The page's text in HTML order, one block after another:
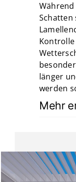
Schatten
länger
werden
Mehr